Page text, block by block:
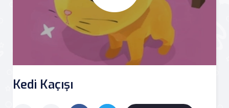
Kedi Kaçışı